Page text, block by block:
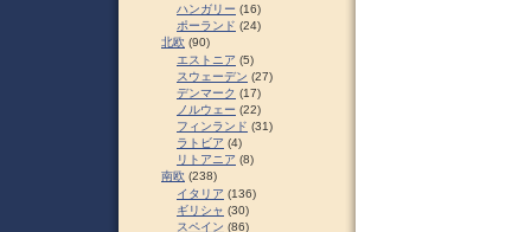
ハンガリー (16)
ポーランド (24)
北欧 (90)
エストニア (5)
スウェーデン (27)
デンマーク (17)
ノルウェー (22)
フィンランド (31)
ラトビア (4)
リトアニア (8)
南欧 (238)
イタリア (136)
ギリシャ (30)
スペイン (86)